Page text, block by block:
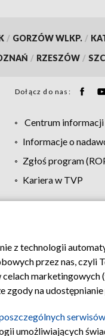
/ GORZÓW WLKP. /
/ RZESZÓW /
Dołącz do nas:
Centrum
Informacje o
Zgłoś program
Kariera w TVP
Moje zgody
z technologii
przez nas, czyli
celach
zgody na
serwisów
umożliwiających